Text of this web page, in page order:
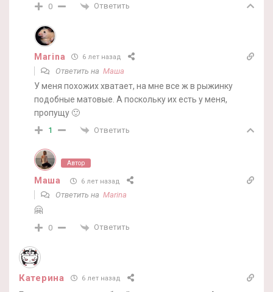
0 Ответить
Marina 6 лет назад
Ответить на Маша
У меня похожих хватает, на мне все ж в рыжинку
подобные матовые. А поскольку их есть у меня,
пропущу 🙂
1 Ответить
Автор
Маша 6 лет назад
Ответить на Marina
🤗
0 Ответить
Катерина 6 лет назад